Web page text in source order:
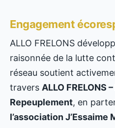
Engagement
ALLO FRELONS
raisonnée de la lutte
réseau soutient
travers ALLO FRELONS
Repeuplement, en
l’association J’Essaime